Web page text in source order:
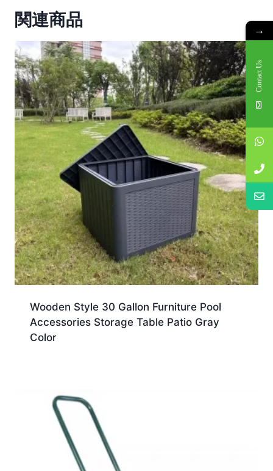
関連商品
Wooden Style 30 Gallon Furniture Pool
Accessories Storage Table Patio Gray
Color
→
Contact Us